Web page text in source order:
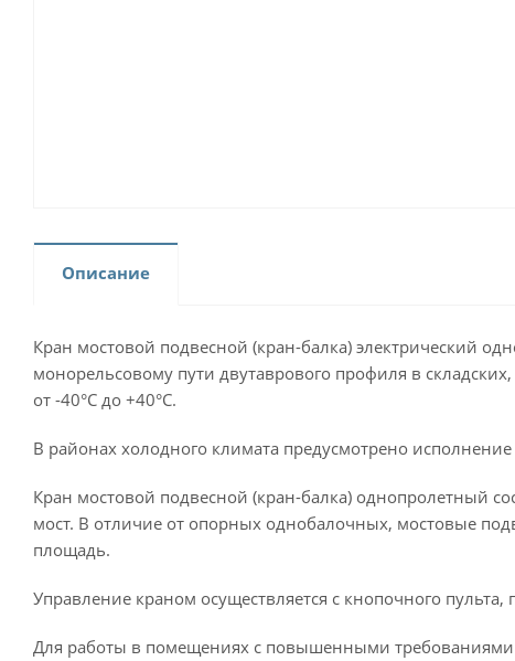
Описание
Кран мостовой подвесной (кран-балка) электрический
монорельсовому пути двутаврового профиля в
от -40°С до +40°С.
В районах холодного климата предусмотрено
Кран мостовой подвесной (кран-балка) однопролетный
мост. В отличие от опорных однобалочных, мостовые
площадь.
Управление краном осуществляется с кнопочного
Для работы в помещениях с повышенными требованиями